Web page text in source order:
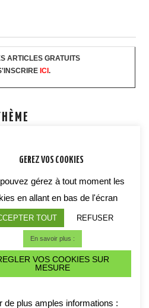
ARTICLES GRATUITS
ICI.
CYBER CRISE
DE TELECHARGER NOS
GEREZ VOS COOKIES
gérez à tout moment les
en allant en bas de l'écran
TOUT REFUSER
En savoir plus :
VOS COOKIES SUR
MESURE
de plus amples informations :